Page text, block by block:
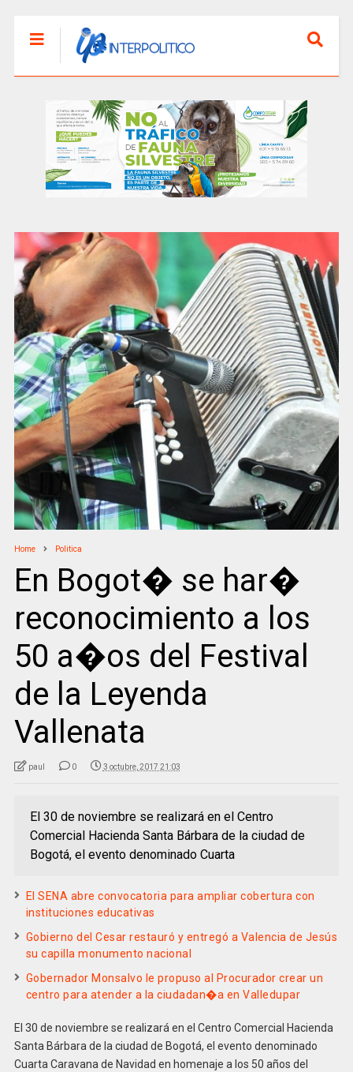
Home Politica
En Bogot� se har�
reconocimiento a los
50 a�os del Festival
de la Leyenda
Vallenata
paul 0 3 octubre, 2017 21:03
El 30 de noviembre se realizará en el Centro
Comercial Hacienda Santa Bárbara de la ciudad de
Bogotá, el evento denominado Cuarta
El SENA abre convocatoria para ampliar cobertura con
instituciones educativas
Gobierno del Cesar restauró y entregó a Valencia de Jesús
su capilla monumento nacional
Gobernador Monsalvo le propuso al Procurador crear un
centro para atender a la ciudadan�a en Valledupar
El 30 de noviembre se realizará en el Centro Comercial Hacienda
Santa Bárbara de la ciudad de Bogotá, el evento denominado
Cuarta Caravana de Navidad en homenaje a los 50 años del